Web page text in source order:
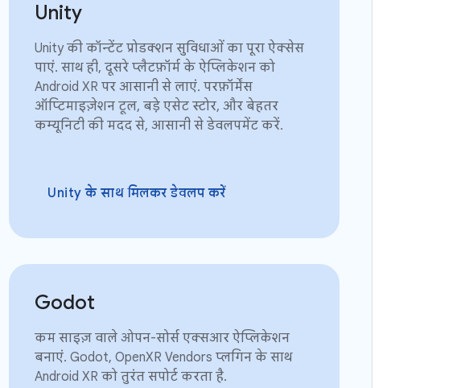
Unity
Unity की कॉन्टेंट प्रोडक्शन सुविधाओं का पूरा ऐक्सेस
पाएं. साथ ही, दूसरे प्लैटफ़ॉर्म के ऐप्लिकेशन को
Android XR पर आसानी से लाएं. परफ़ॉर्मेंस
ऑप्टिमाइज़ेशन टूल, बड़े एसेट स्टोर, और बेहतर
कम्यूनिटी की मदद से, आसानी से डेवलपमेंट करें.
Unity के साथ मिलकर डेवलप करें
Godot
कम साइज़ वाले ओपन-सोर्स एक्सआर ऐप्लिकेशन
बनाएं. Godot, OpenXR Vendors प्लगिन के साथ
Android XR को तुरंत सपोर्ट करता है.